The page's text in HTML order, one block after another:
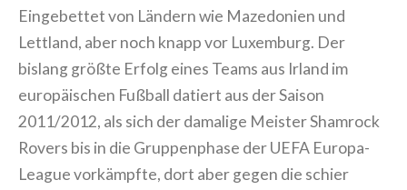
Eingebettet von Ländern wie Mazedonien und
Lettland, aber noch knapp vor Luxemburg. Der
bislang größte Erfolg eines Teams aus Irland im
europäischen Fußball datiert aus der Saison
2011/2012, als sich der damalige Meister Shamrock
Rovers bis in die Gruppenphase der UEFA Europa-
League vorkämpfte, dort aber gegen die schier